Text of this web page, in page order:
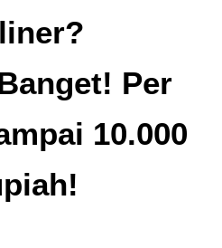
Per
10.000